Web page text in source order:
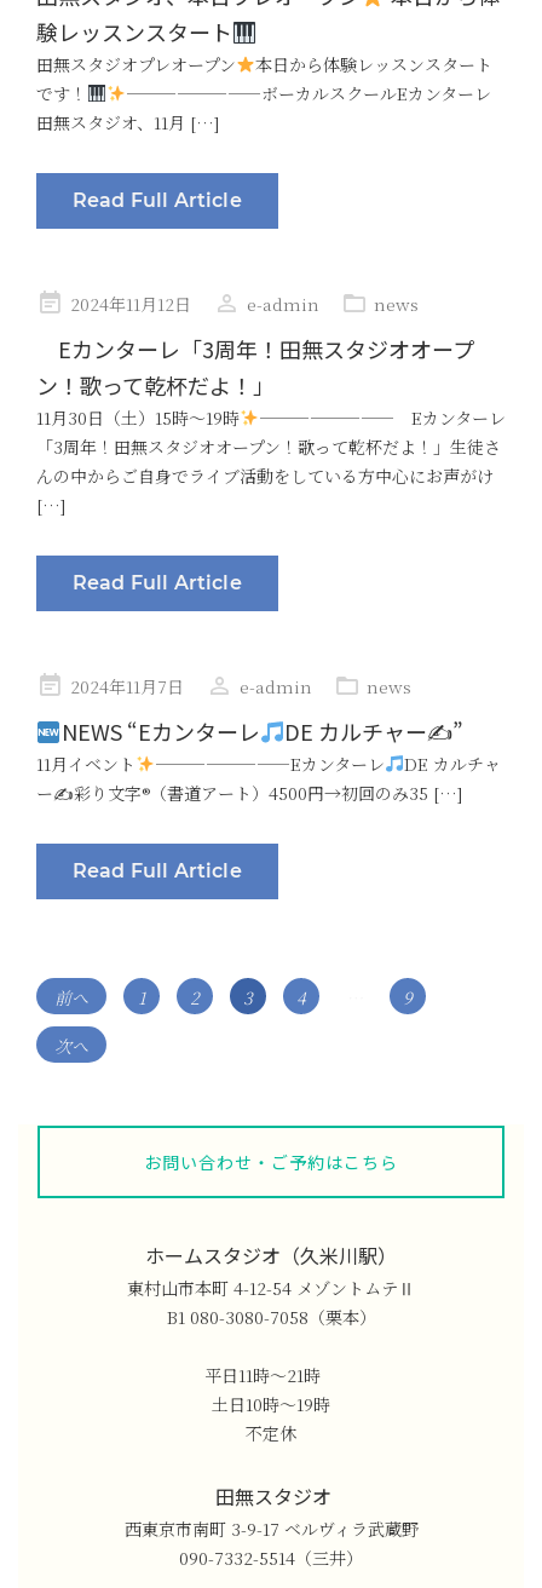
験レッスンスタート
田無スタジオプレオープン
本日から体験レッスンスタート
です！
————————ボーカルスクールEカンターレ
田無スタジオ、11月 […]
Read Full Article
Posted2024年11月12日 e-admin news
Eカンターレ「3周年！田無スタジオオープ
ン！歌って乾杯だよ！」
11月30日（土）15時〜19時
———————— Eカンターレ
「3周年！田無スタジオオープン！歌って乾杯だよ！」生徒さ
んの中からご自身でライブ活動をしている方中心にお声がけ
[…]
Read Full Article
Posted2024年11月7日 e-admin news
NEWS “Eカンターレ DE カルチャー✍”
11月イベント ————————Eカンターレ
DE カルチャ
ー✍彩り文字®️ （書道アート）4500円→初回のみ35 […]
Read Full Article
投
稿
ナ
前へ Page
1 Page
2 Page
3 Page
4 Page
9
次へ
お問い合わせ・ご予約はこちら
ホームスタジオ（久米川駅）
東村山市本町 4-12-54 メゾントムテⅡ
B1 080-3080-7058（栗本）
平日11時〜21時
土日10時〜19時
不定休
田無スタジオ
西東京市南町 3-9-17 ベルヴィラ武蔵野
090-7332-5514（三井）